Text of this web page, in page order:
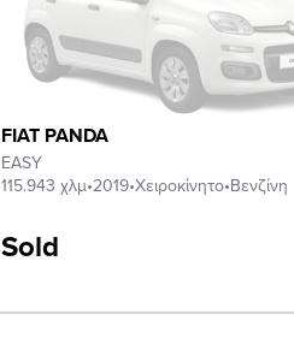
FIAT PANDA
EASY
115.943 χλμ•2019•Χειροκίνητο•Βενζίνη
Sold